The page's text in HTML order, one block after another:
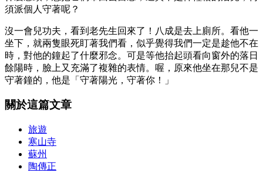
須派個人守著呢？
沒一會兒功夫，看到老先生回來了！八成是去上廁所。看他一
坐下，就兩隻眼死盯著我們看，似乎覺得我們一定是趁他不在
時，對他的鐘起了什麼邪念。可是等他抬起頭看向窗外的落日
餘陽時，臉上又充滿了複雜的表情。喔，原來他坐在那兒不是
守著鐘的，他是「守著陽光，守著你！」
關於這篇文章
旅遊
寒山寺
蘇州
陶傳正